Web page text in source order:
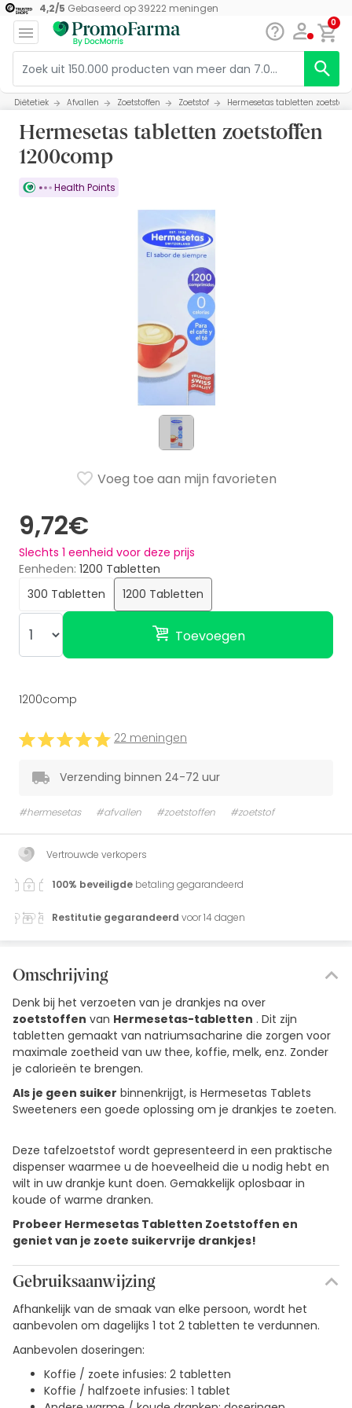
4,2/5 Gebaseerd op39222meningen
0
Diëtetiek Afvallen Zoetstoffen Zoetstof Hermesetas tabletten
Hermesetas tabletten zoetstoffen
1200comp
Health Points
9,72€
Slechts 1 eenheid voor deze prijs
Eenheden 1200 Tabletten
300 Tabletten
1200 Tabletten
Toevoegen
Voeg toe aan mijn favorieten
1200comp
22 meningen
Verzending binnen 24-72 uur
#hermesetas #afvallen #zoetstoffen #zoetstof
Vertrouwde verkopers
100% beveiligde betaling gegarandeerd
Restitutie gegarandeerd voor 14 dagen
Omschrijving
Denk bij het verzoeten van je drankjes na over
zoetstoffen van Hermesetas-tabletten . Dit zijn
tabletten gemaakt van natriumsacharine die zorgen voor
maximale zoetheid van uw thee, koffie, melk, enz. Zonder
je calorieën te brengen.
Als je geen suiker binnenkrijgt, is Hermesetas Tablets
Sweeteners een goede oplossing om je drankjes te zoeten.
Deze tafelzoetstof wordt gepresenteerd in een praktische
dispenser waarmee u de hoeveelheid die u nodig hebt en
wilt in uw drankje kunt doen. Gemakkelijk oplosbaar in
koude of warme dranken.
Probeer Hermesetas Tabletten Zoetstoffen en
geniet van je zoete suikervrije drankjes!
Gebruiksaanwijzing
Afhankelijk van de smaak van elke persoon, wordt het
aanbevolen om dagelijks 1 tot 2 tabletten te verdunnen.
Aanbevolen doseringen:
Koffie / zoete infusies: 2 tabletten
Koffie / halfzoete infusies: 1 tablet